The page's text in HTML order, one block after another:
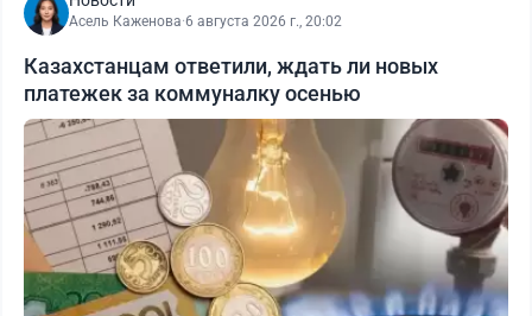
Асель Каженова·6 августа 2026 г., 20:02
Казахстанцам ответили, ждать ли новых
платежек за коммуналку осенью